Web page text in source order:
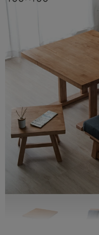
るとのこと、大変嬉し
いただける商品・サー
で、引き続きタンスの
tansu-gen705123
和室で使用するため購入
ペットを敷きましたが、
ラットにできるのでカー
に直置きで涼しげに使え
ゴミも出ずに助かりまし
定より2週間ほど時間がか
方がいいです。大変満足